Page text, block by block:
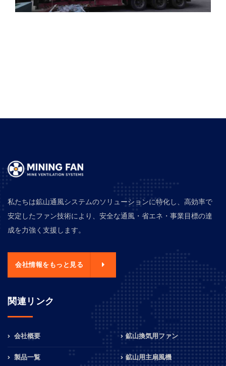
私たちは鉱山通風システムのソリューションに特化し、高効率で
安定したファン技術により、安全な通風・省エネ・事業目標の達
成を力強く支援します。
会社情報をもっと見る
関連リンク
会社概要
製品一覧
鉱山換気用ファン
鉱山用主扇風機